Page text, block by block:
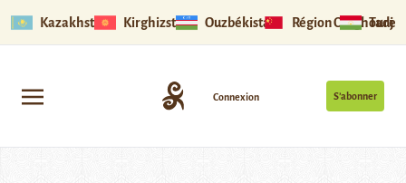
Kazakhstan Kirghizstan Ouzbékistan Région Ouïghoure
S’abonner
Connexion